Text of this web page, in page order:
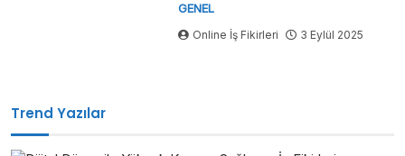
GENEL
Online İş Fikirleri 3 Eylül 2025
Trend Yazılar